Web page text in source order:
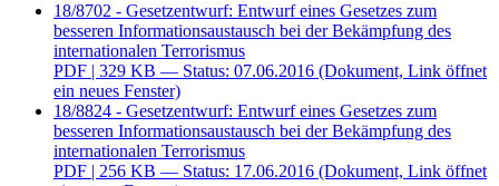
18/8702 - Gesetzentwurf: Entwurf eines Gesetzes zum
besseren Informationsaustausch bei der Bekämpfung des
internationalen Terrorismus
PDF | 329 KB — Status: 07.06.2016 (Dokument, Link öffnet
ein neues Fenster)
18/8824 - Gesetzentwurf: Entwurf eines Gesetzes zum
besseren Informationsaustausch bei der Bekämpfung des
internationalen Terrorismus
PDF | 256 KB — Status: 17.06.2016 (Dokument, Link öffnet